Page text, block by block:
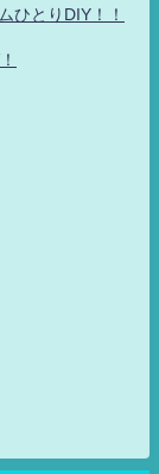
ひとりDIY！！